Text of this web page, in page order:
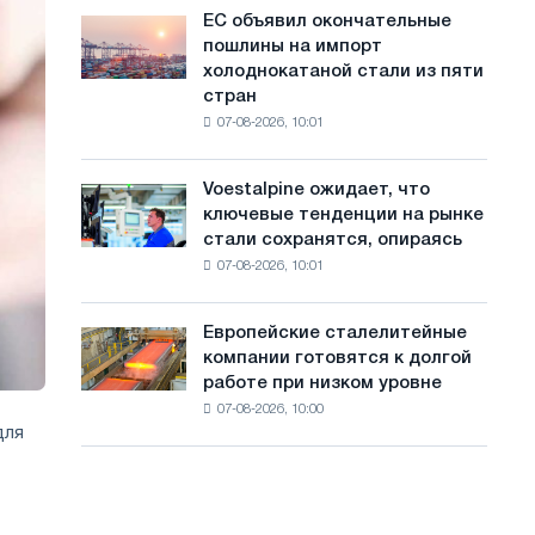
с
а
трамвайных
путей
объявил
окончательные
холоднокатаной
стали
из
ЕС объявил окончательные
пошлины на импорт
холоднокатаной стали из пяти
стран
07-08-2026, 10:01
Voestalpine
ожидает,
что
рынке
стали
на
Voestalpine ожидает, что
ключевые тенденции на рынке
стали сохранятся, опираясь
07-08-2026, 10:01
Европейские
сталелитейные
компании
Европейские сталелитейные
компании готовятся к долгой
работе при низком уровне
07-08-2026, 10:00